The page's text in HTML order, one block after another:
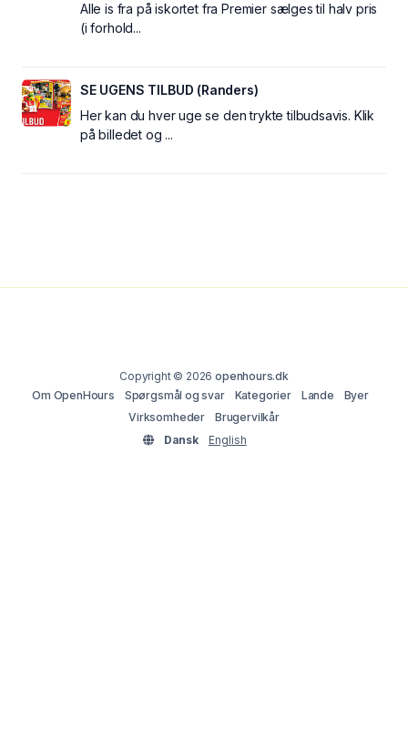
Alle is fra på iskortet fra Premier sælges til halv pris
(i forhold...
SE UGENS TILBUD (Randers)
Her kan du hver uge se den trykte tilbudsavis. Klik
på billedet og ...
Copyright © 2026openhours.dk
Om OpenHours
Spørgsmål og svar Kategorier Lande
Byer
Virksomheder
Brugervilkår
Dansk
English